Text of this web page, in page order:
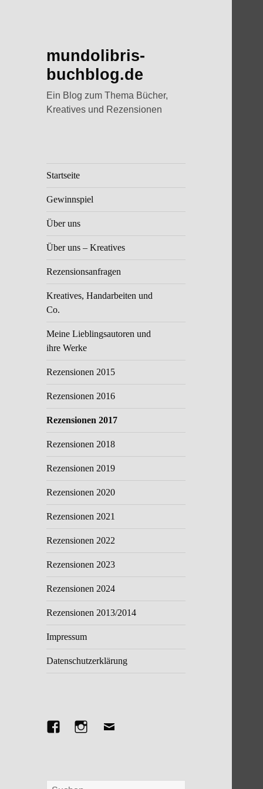
mundolibris-
buchblog.de
Ein Blog zum Thema Bücher,
Kreatives und Rezensionen
Startseite
Gewinnspiel
Über uns
Über uns – Kreatives
Rezensionsanfragen
Kreatives, Handarbeiten und
Co.
Meine Lieblingsautoren und
ihre Werke
Rezensionen 2015
Rezensionen 2016
Rezensionen 2017
Rezensionen 2018
Rezensionen 2019
Rezensionen 2020
Rezensionen 2021
Rezensionen 2022
Rezensionen 2023
Rezensionen 2024
Rezensionen 2013/2014
Impressum
Datenschutzerklärung
FacebookInstagram
E-
Suchen